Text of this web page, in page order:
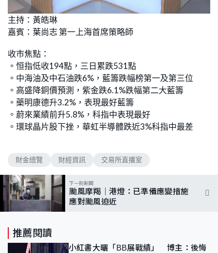
n
m
u
t
e
o
e
d
8
%
主持：黃皓琳
嘉賓：葉尚志 第一上海首席策略師
收市焦點：
。恒指低收194點，三日累跌531點
。中海油及中石油跌6%，藍籌跌幅榜第一及第三位
。高盛降銅價預測，紫金跌6.1%跌幅第二大藍籌
。藥明康德升3.2%，表現最好藍籌
。蔚來業績前升5.8%，科指中表現最好
。環球晶片股下挫，華虹半導體跌近3%科指中最差
財金總覽 財經資訊 交易所直播室
下一則新聞
颱風摩羯｜港燈：已準備應變措施
應對颱風迫近
推薦閱讀
小紅書大曬「BB展戰績」 博主：後悔